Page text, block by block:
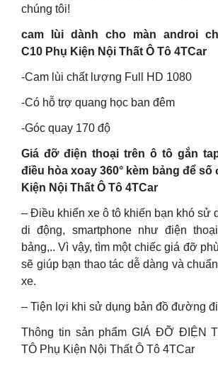
chúng tôi!
cam lùi dành cho màn androi
C10 Phụ Kiện Nội Thất Ô Tô 4TCar
-Cam lùi chất lượng Full HD 1080
-Có hỗ trợ quang học ban đêm
-Góc quay 170 độ
Giá đỡ điện thoại trên ô tô gắn
điều hòa xoay 360° kèm bảng để số
Kiện Nội Thất Ô Tô 4TCar
– Điều khiển xe ô tô khiến bạn khó sử
di động, smartphone như điện
bảng,.. Vì vậy, tìm một chiếc giá đỡ
sẽ giúp bạn thao tác dễ dàng và
xe.
– Tiện lợi khi sử dụng bản đồ đường đi
Thông tin sản phẩm GIÁ ĐỠ ĐIỆN
TÔ Phụ Kiện Nội Thất Ô Tô 4TCar